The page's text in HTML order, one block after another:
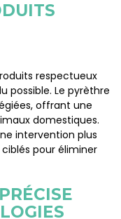
respectueux
possible. Le pyrèthre
offrant une
domestiques.
intervention plus
pour éliminer